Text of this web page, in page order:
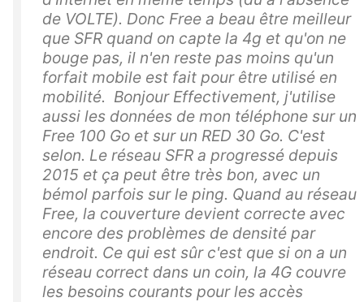
de VOLTE). Donc Free a beau être meilleur
que SFR quand on capte la 4g et qu'on ne
bouge pas, il n'en reste pas moins qu'un
forfait mobile est fait pour être utilisé en
mobilité. Bonjour Effectivement, j'utilise
aussi les données de mon téléphone sur un
Free 100 Go et sur un RED 30 Go. C'est
selon. Le réseau SFR a progressé depuis
2015 et ça peut être très bon, avec un
bémol parfois sur le ping. Quand au réseau
Free, la couverture devient correcte avec
encore des problèmes de densité par
endroit. Ce qui est sûr c'est que si on a un
réseau correct dans un coin, la 4G couvre
les besoins courants pour les accès